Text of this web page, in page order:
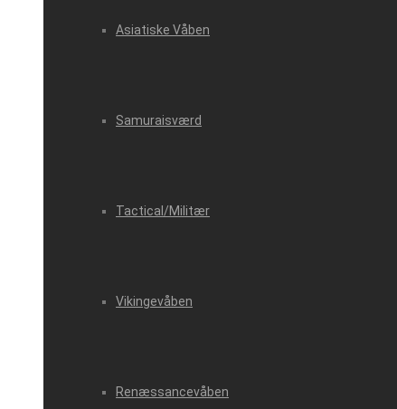
Asiatiske Våben
Samuraisværd
Tactical/Militær
Vikingevåben
Renæssancevåben